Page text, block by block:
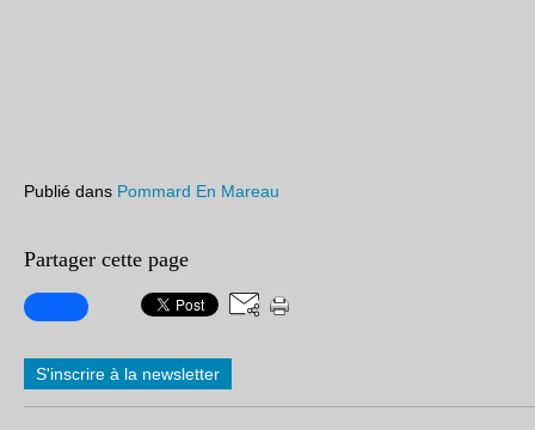
Publié dans Pommard En Mareau
Partager cette page
S'inscrire à la newsletter